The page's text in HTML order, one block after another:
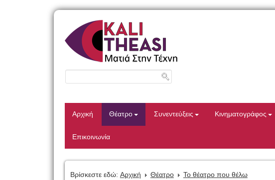
Αρχική Θέατρο Συνεντεύξεις Κινηματογράφος
Επικοινωνία
Βρίσκεστε εδώ: Αρχική Θέατρο Το θέατρο που θέλω